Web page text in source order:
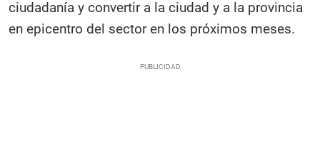
ciudadanía y convertir a la ciudad y a la provincia
en epicentro del sector en los próximos meses.